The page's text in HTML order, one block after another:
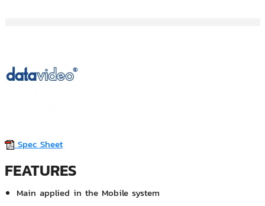
Spec Sheet
FEATURES
Main applied in the Mobile system